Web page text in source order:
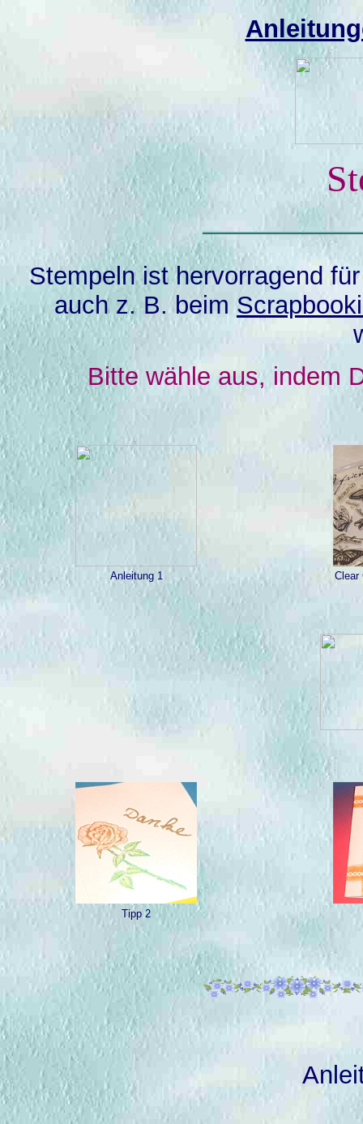
Stempeln ist hervorragend
auch z. B. beim
Bitte wähle aus, indem
Anleitung 1 Clear
Tipp 2